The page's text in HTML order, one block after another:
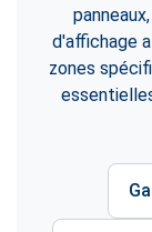
d'affichage
zones